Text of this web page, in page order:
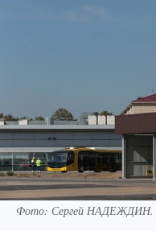
Фото: Сергей НАДЕЖДИН.